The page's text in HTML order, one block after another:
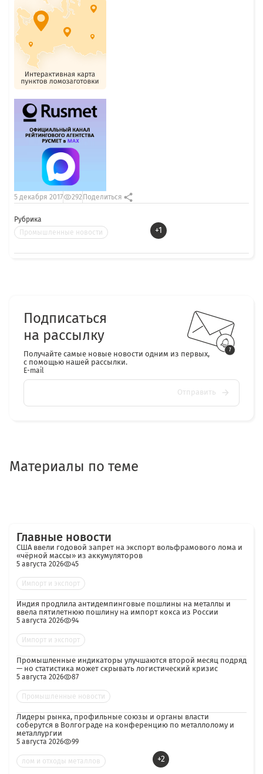
Рубрика
Промышленные новости
+1
5 декабря 2017 292 Поделиться
Подписаться
на рассылку
Получайте самые новые новости одним из первых,
с помощью нашей рассылки.
E-mail
Отправить
Материалы по теме
Главные новости
США ввели годовой запрет на экспорт вольфрамового лома и
«чёрной массы» из аккумуляторов
5 августа 2026 45
Импорт и экспорт
Индия продлила антидемпинговые пошлины на металлы и
ввела пятилетнюю пошлину на импорт кокса из России
5 августа 2026 94
Импорт и экспорт
Промышленные индикаторы улучшаются второй месяц подряд
— но статистика может скрывать логистический кризис
5 августа 2026 87
Промышленные новости
Лидеры рынка, профильные союзы и органы власти
соберутся в Волгограде на конференцию по металлолому и
металлургии
5 августа 2026 99
лом и отходы металлов +2